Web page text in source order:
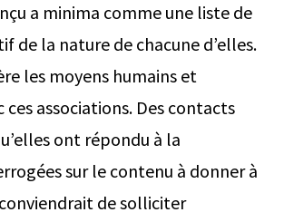
a minima comme une liste de
de la nature de chacune d’elles.
les moyens humains et
associations. Des contacts
ont répondu à la
sur le contenu à donner à
de solliciter